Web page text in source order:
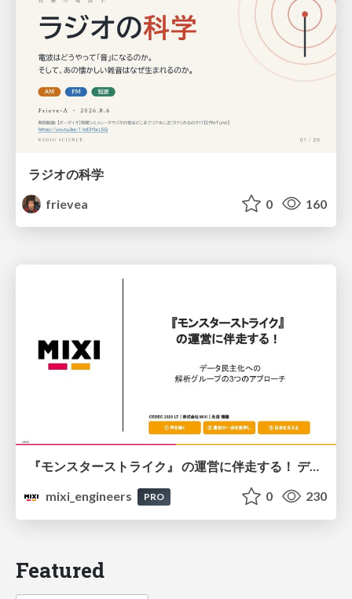
ラジオの科学
frievea
0 160
『モンスターストライク』 の運営に伴走する！ データ民主化への 解析グループの3つのアプローチ
mixi_engineers
PRO 0 230
Featured